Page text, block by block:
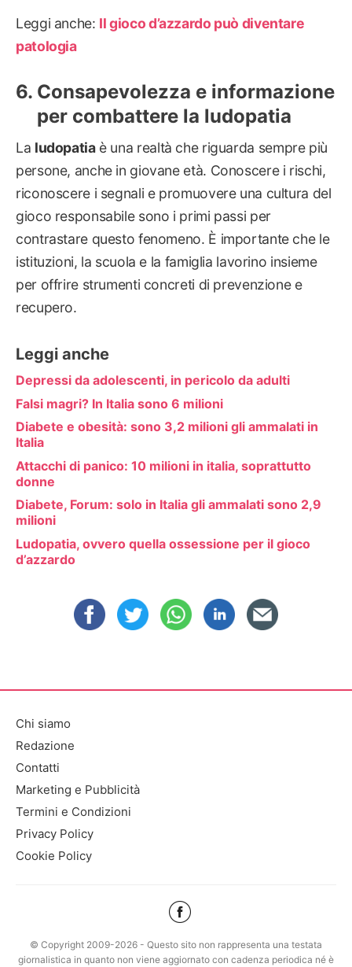
Leggi anche: Il gioco d’azzardo può diventare
patologia
Consapevolezza e informazione
per combattere la ludopatia
La ludopatiaè una realtà che riguarda sempre più
persone, anche in giovane età. Conoscere i rischi,
riconoscere i segnali e promuovere una cultura del
gioco responsabile sono i primi passi per
contrastare questo fenomeno. È importante che le
istituzioni, la scuola e la famiglia lavorino insieme
per offrire strumenti concreti di prevenzione e
recupero.
Leggi anche
Depressi da adolescenti, in pericolo da adulti
Falsi magri? In Italia sono 6 milioni
Diabete e obesità: sono 3,2 milioni gli ammalati in
Italia
Attacchi di panico: 10 milioni in italia, soprattutto
donne
Diabete, Forum: solo in Italia gli ammalati sono 2,9
milioni
Ludopatia, ovvero quella ossessione per il gioco
d’azzardo
Chi siamo
Redazione
Contatti
Marketing e Pubblicità
Termini e Condizioni
Privacy Policy
Cookie Policy
© Copyright 2009-2026 - Questo sito non rappresenta una testata
giornalistica in quanto non viene aggiornato con cadenza periodica né è